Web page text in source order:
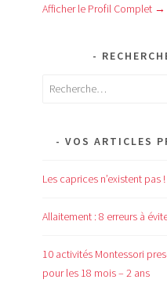
Afficher le Profil Complet →
Rechercher :
VOS ARTICLES
Les caprices n’existent pas !
Allaitement : 8 erreurs à
10 activités Montessori
pour les 18 mois – 2 ans